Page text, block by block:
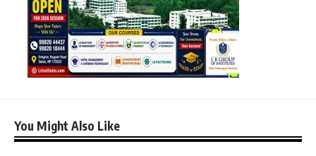
You Might Also Like